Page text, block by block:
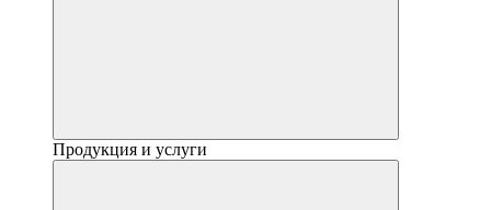
Продукция и услуги